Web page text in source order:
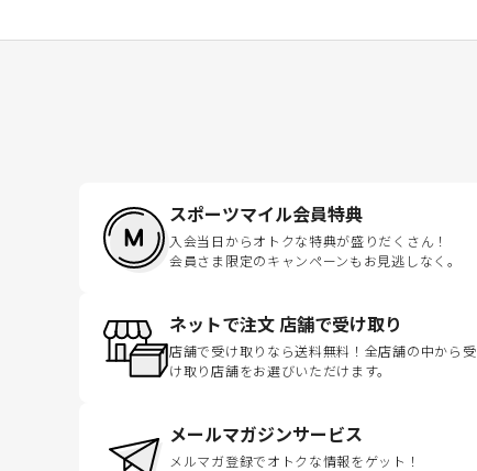
スポーツマイル会員特典
入会当日からオトクな特典が盛りだくさん！
会員さま限定のキャンペーンもお見逃しなく。
ネットで注文 店舗で受け取り
店舗で受け取りなら送料無料！全店舗の中から受
け取り店舗をお選びいただけます。
メールマガジンサービス
メルマガ登録でオトクな情報をゲット！